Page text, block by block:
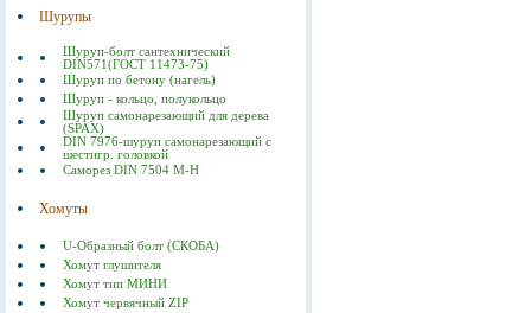
Шурупы
Шуруп-болт сантехнический
DIN571(ГОСТ 11473-75)
Шуруп по бетону (нагель)
Шуруп - кольцо, полукольцо
Шуруп самонарезающий для дерева
(SPAX)
DIN 7976-шуруп самонарезающий с
шестигр. головкой
Саморез DIN 7504 M-H
Хомуты
U-Образный болт (СКОБА)
Хомут глушителя
Хомут тип МИНИ
Хомут червячный ZIP